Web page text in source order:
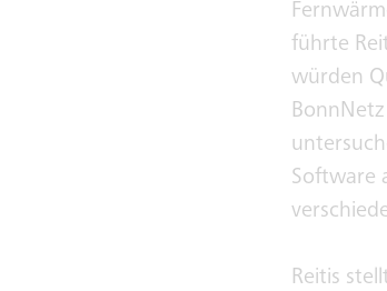
führte
würden
Software
Reitis